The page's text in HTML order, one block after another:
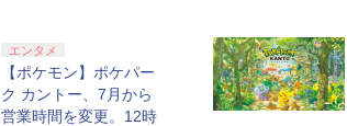
エンタメ
【ポケモン】ポケパー
ク カントー、7月から
営業時間を変更。12時